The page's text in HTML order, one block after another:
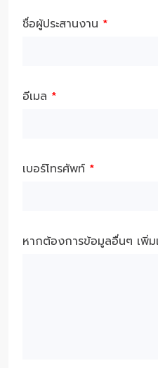
ชื่อผู้ประสานงาน *
อีเมล *
เบอร์โทรศัพท์ *
หากต้องการข้อมูลอื่นๆ เพิ่ม